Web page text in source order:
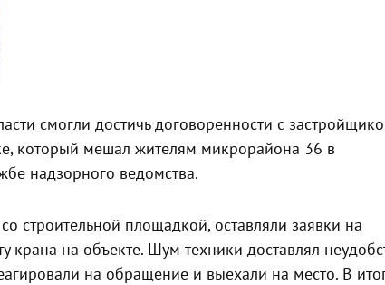
смогли достичь договоренности с
который мешал жителям микрорайона 36 в
надзорного ведомства.
строительной площадкой, оставляли заявки на
на объекте. Шум техники доставлял
на обращение и выехали на место. В